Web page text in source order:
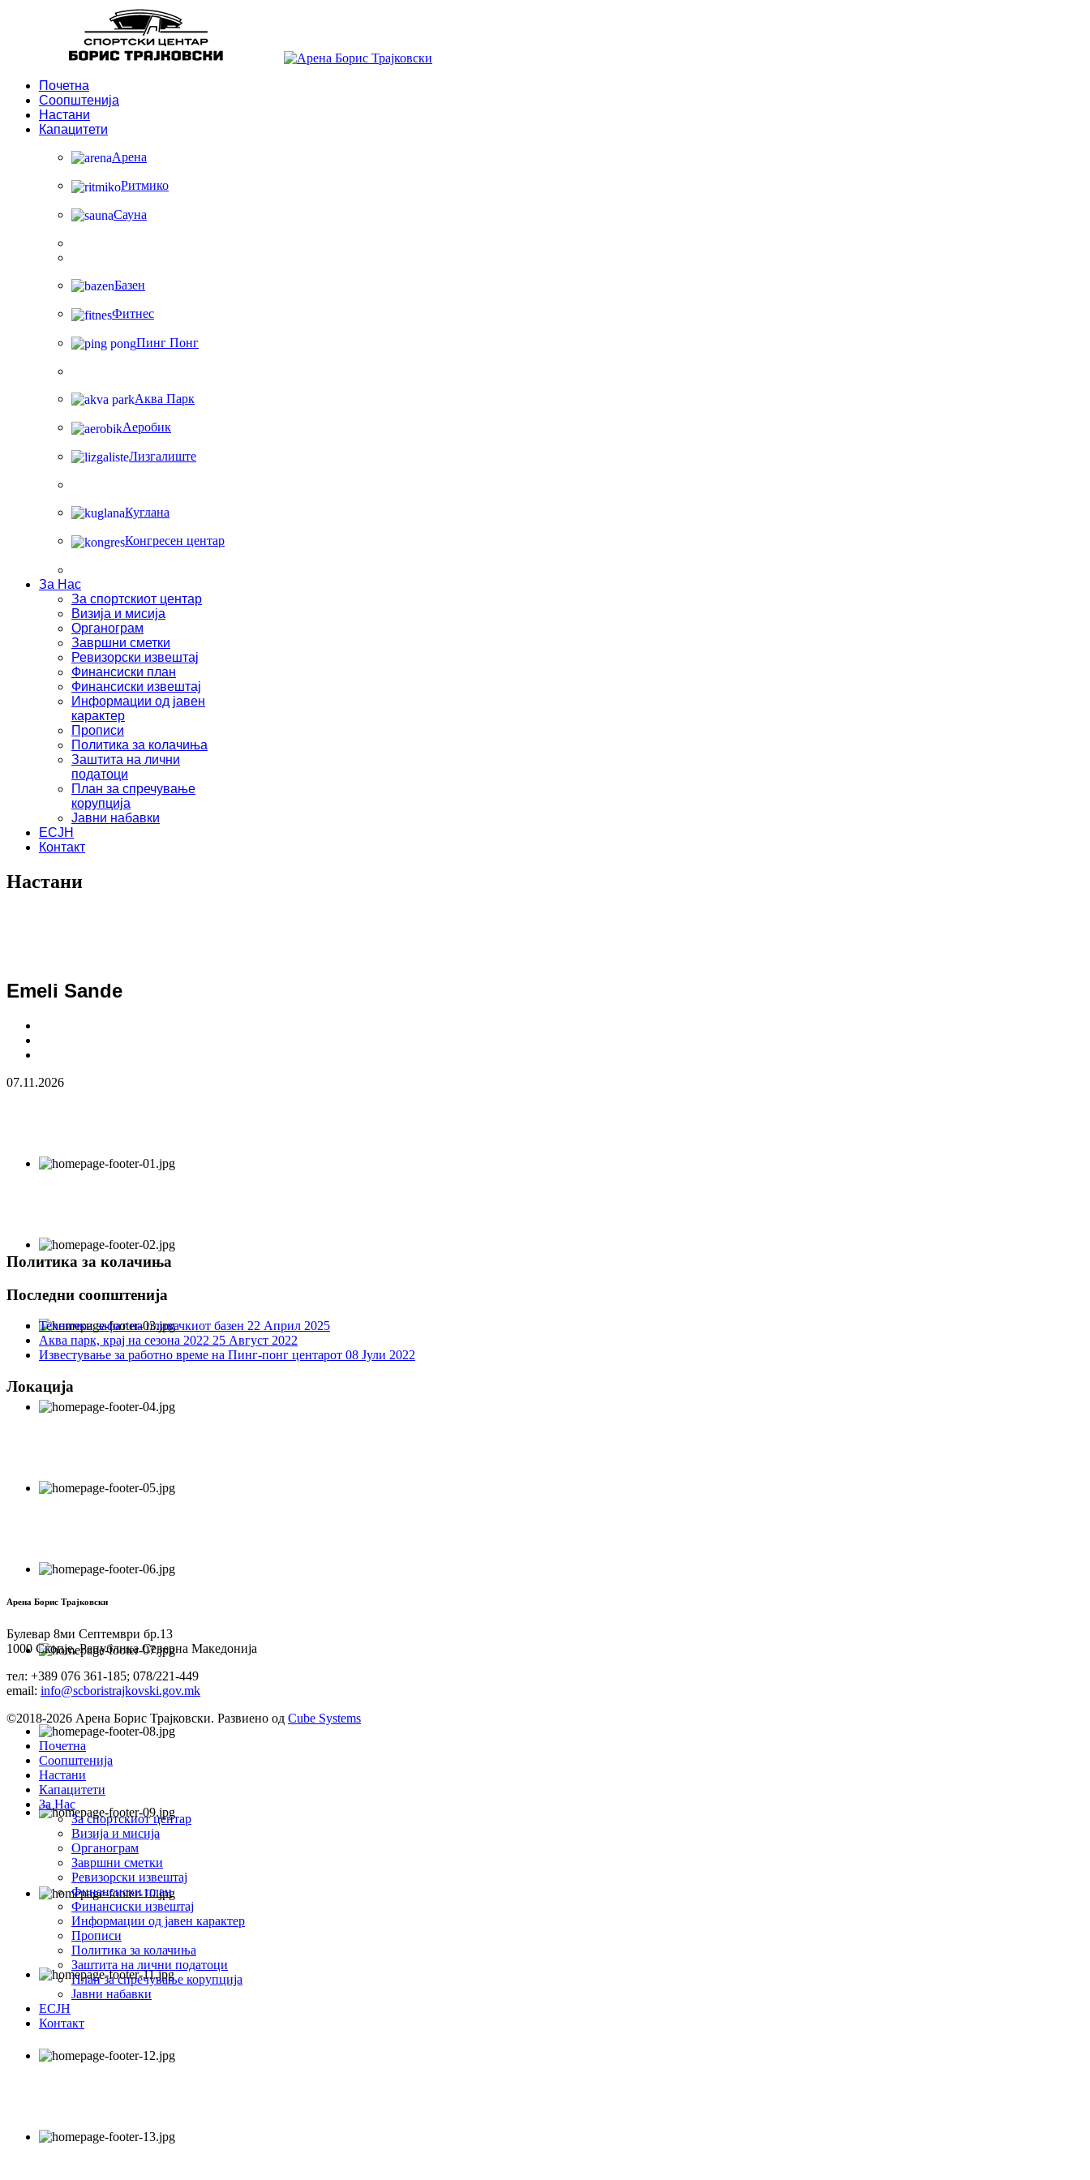
Почетна
Соопштенија
Настани
Капацитети
Арена
Ритмико
Сауна
Базен
Фитнес
Пинг Понг
Аква Парк
Аеробик
Лизгалиште
Куглана
Конгресен центар
За Нас
За спортскиот центар
Визија и мисија
Органограм
Завршни сметки
Ревизорски извештај
Финансиски план
Финансиски извештај
Информации од јавен
карактер
Прописи
Политика за колачиња
Заштита на лични
податоци
План за спречување
корупција
Јавни набавки
ЕСЈН
Контакт
Настани
Emeli Sande
07.11.2026
Политика за колачиња
Последни соопштенија
Технички зафат на пливачкиот базен 22 Април 2025
Аква парк, крај на сезона 2022 25 Август 2022
Известување за работно време на Пинг-понг центарот 08 Јули 2022
Локација
Арена Борис Трајковски
Булевар 8ми Септември бр.13
1000 Скопје, Република Северна Македонија
тел: +389 076 361-185; 078/221-449
email: info@scboristrajkovski.gov.mk
©2018-2026 Арена Борис Трајковски. Развиено од Cube Systems
Почетна
Соопштенија
Настани
Капацитети
За Нас
За спортскиот центар
Визија и мисија
Органограм
Завршни сметки
Ревизорски извештај
Финансиски план
Финансиски извештај
Информации од јавен карактер
Прописи
Политика за колачиња
Заштита на лични податоци
План за спречување корупција
Јавни набавки
ЕСЈН
Контакт